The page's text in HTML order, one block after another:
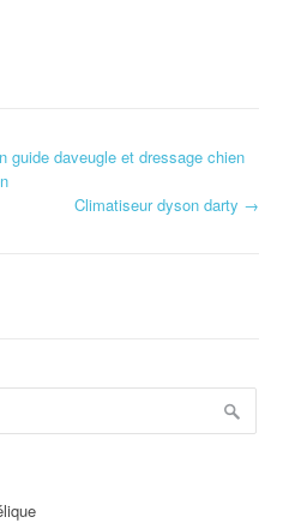
daveugle et dressage chien
Climatiseur dyson darty →